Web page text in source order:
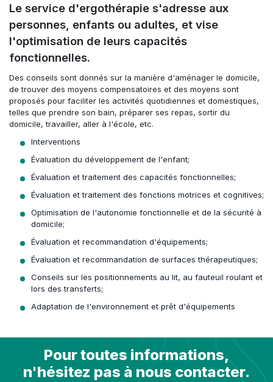
Le service d'ergothérapie s'adresse aux
personnes, enfants ou adultes, et vise
l'optimisation de leurs capacités
fonctionnelles.
Des conseils sont donnés sur la manière d'aménager le domicile,
de trouver des moyens compensatoires et des moyens sont
proposés pour faciliter les activités quotidiennes et domestiques,
telles que prendre son bain, préparer ses repas, sortir du
domicile, travailler, aller à l'école, etc.
Interventions
Évaluation du développement de l'enfant;
Évaluation et traitement des capacités fonctionnelles;
Évaluation et traitement des fonctions motrices et cognitives;
Optimisation de l'autonomie fonctionnelle et de la sécurité à
domicile;
Évaluation et recommandation d'équipements;
Évaluation et recommandation de surfaces thérapeutiques;
Conseils sur les positionnements au lit, au fauteuil roulant et
lors des transferts;
Adaptation de l'environnement et prêt d'équipements
Pour toutes informations,
n'hésitez pas à nous contacter.